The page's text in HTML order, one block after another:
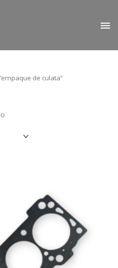
de culata”